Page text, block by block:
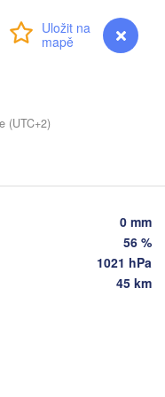
Předpověď
(UTC+2)
0 mm
56 %
1021 hPa
45 km
Гомель